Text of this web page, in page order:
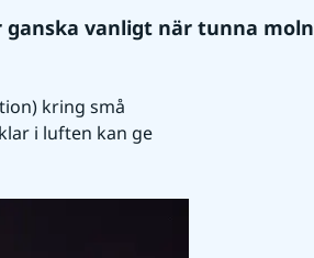
vanligt när tunna moln
kring små
i luften kan ge